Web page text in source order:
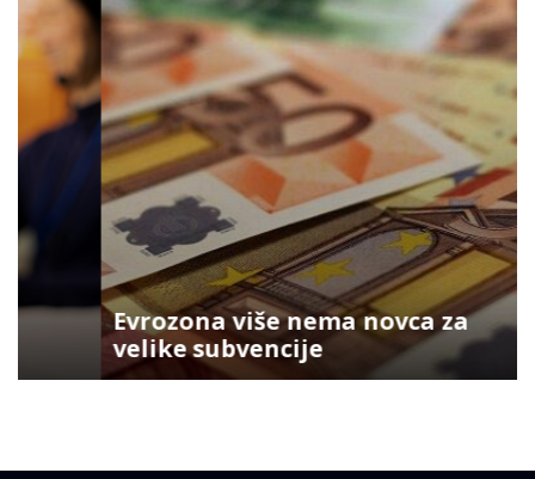
Evrozona više nema novca za
velike subvencije